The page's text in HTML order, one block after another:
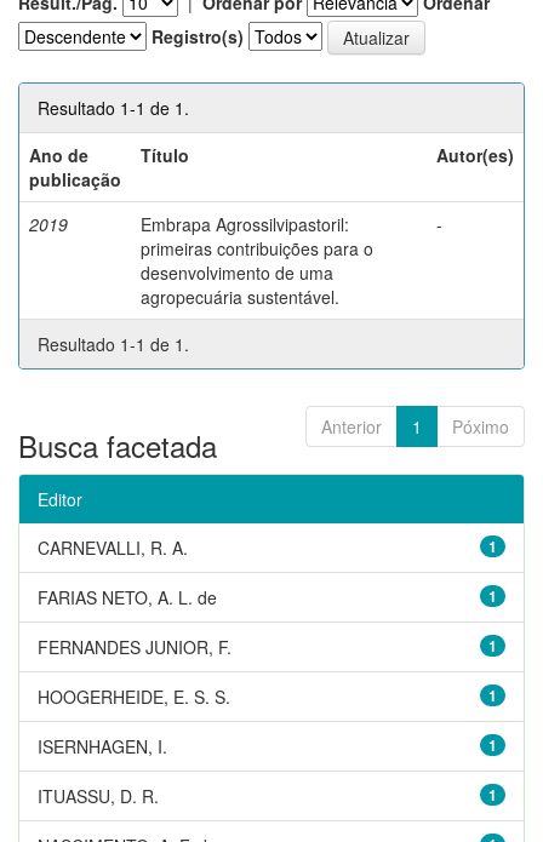
Registro(s)
Resultado 1-1 de 1.
Ano de
publicação
Título Autor(es)
2019
Embrapa Agrossilvipastoril:
primeiras contribuições para o
desenvolvimento de uma
agropecuária sustentável.
-
Resultado 1-1 de 1.
Anterior 1 Póximo
Busca facetada
Editor
1
CARNEVALLI, R. A.
1
FARIAS NETO, A. L. de
1
FERNANDES JUNIOR, F.
1
HOOGERHEIDE, E. S. S.
1
ISERNHAGEN, I.
1
ITUASSU, D. R.